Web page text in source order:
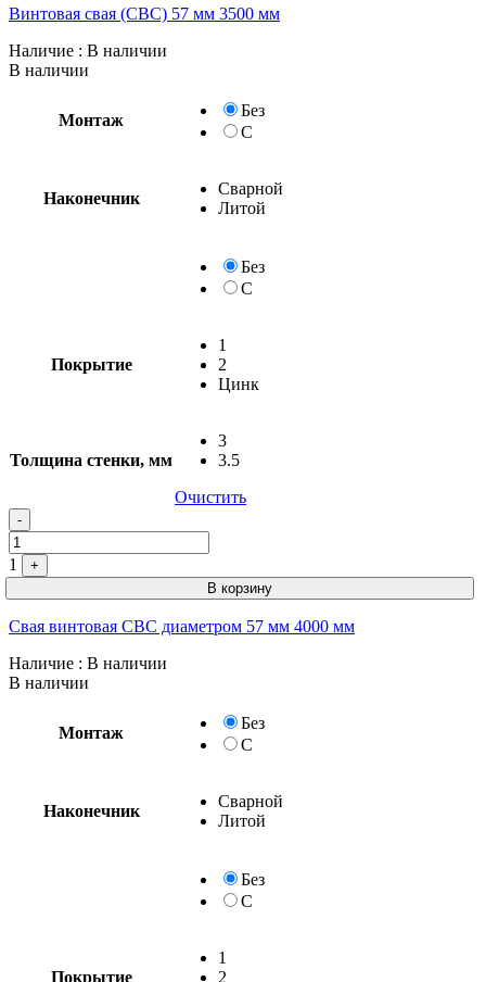
Винтовая свая (СВС) 57 мм 3500 мм
Наличие : В наличии
В наличии
Монтаж
Без
С
Наконечник
Сварной
Литой
Без
С
Покрытие
1
2
Цинк
Толщина стенки, мм
3
3.5
Очистить
-
1
+
В корзину
Свая винтовая СВС диаметром 57 мм 4000 мм
Наличие : В наличии
В наличии
Монтаж
Без
С
Наконечник
Сварной
Литой
Без
С
Покрытие
1
2